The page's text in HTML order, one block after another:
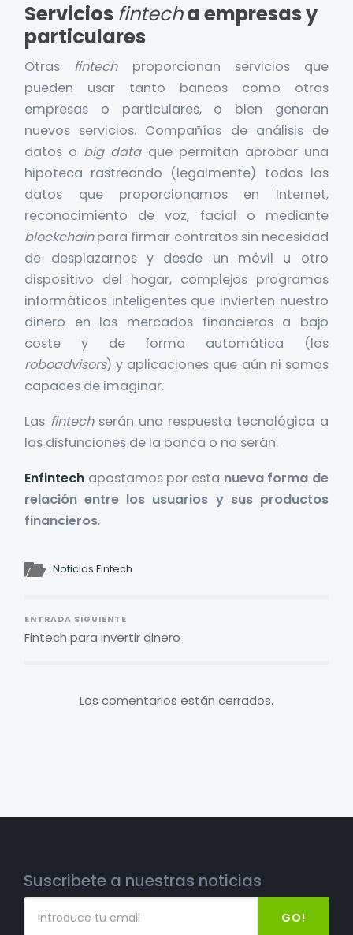
Servicios fintecha empresas y
particulares
Otras fintechproporcionan servicios que
pueden usar tanto bancos como otras
empresas o particulares, o bien generan
nuevos servicios. Compañías de análisis de
datos o big dataque permitan aprobar una
hipoteca rastreando (legalmente) todos los
datos que proporcionamos en Internet,
reconocimiento de voz, facial o mediante
blockchainpara firmar contratos sin necesidad
de desplazarnos y desde un móvil u otro
dispositivo del hogar, complejos programas
informáticos inteligentes que invierten nuestro
dinero en los mercados financieros a bajo
coste y de forma automática (los
roboadvisors) y aplicaciones que aún ni somos
capaces de imaginar.
Las fintechserán una respuesta tecnológica a
las disfunciones de la banca o no serán.
Enfintech apostamos por esta nueva forma de
relación entre los usuarios y sus productos
financieros.
Noticias Fintech
ENTRADA SIGUIENTE
Fintech para invertir dinero
Los comentarios están cerrados.
Suscribete a nuestras noticias
GO!